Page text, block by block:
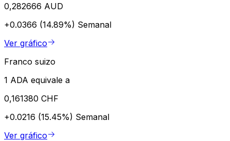
0,282666 AUD
+0.0366 (14.89%) Semanal
Ver gráfico
Franco suizo
1 ADA equivale a
0,161380 CHF
+0.0216 (15.45%) Semanal
Ver gráfico